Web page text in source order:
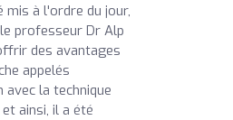
à l'ordre du jour,
professeur Dr Alp
des avantages
appelés
la technique
ainsi, il a été